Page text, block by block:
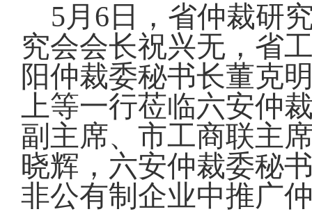
5月6日
，省仲裁研
究会会长祝兴无，省
阳仲裁委秘书长董克
上等一行莅临六安仲
副主席、市工商联主
晓辉，六安仲裁委秘
非公有制企业中推广